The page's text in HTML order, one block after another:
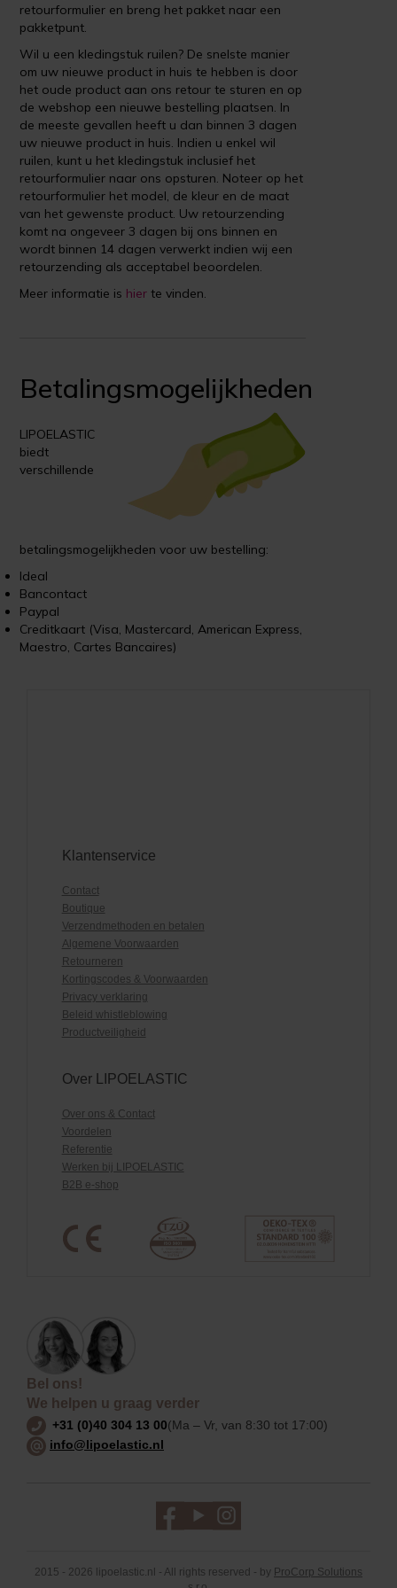
retourformulier en breng het pakket naar een
pakketpunt.
Wil u een kledingstuk ruilen? De snelste manier
om uw nieuwe product in huis te hebben is door
het oude product aan ons retour te sturen en op
de webshop een nieuwe bestelling plaatsen. In
de meeste gevallen heeft u dan binnen 3 dagen
uw nieuwe product in huis. Indien u enkel wil
ruilen, kunt u het kledingstuk inclusief het
retourformulier naar ons opsturen. Noteer op het
retourformulier het model, de kleur en de maat
van het gewenste product. Uw retourzending
komt na ongeveer 3 dagen bij ons binnen en
wordt binnen 14 dagen verwerkt indien wij een
retourzending als acceptabel beoordelen.
Meer informatie is hier te vinden.
Betalingsmogelijkheden
LIPOELASTIC
biedt
verschillende
betalingsmogelijkheden voor uw bestelling:
Ideal
Bancontact
Paypal
Creditkaart (Visa, Mastercard, American Express,
Maestro, Cartes Bancaires)
Klantenservice
Contact
Boutique
Verzendmethoden en betalen
Algemene Voorwaarden
Retourneren
Kortingscodes & Voorwaarden
Privacy verklaring
Beleid whistleblowing
Productveiligheid
Over LIPOELASTIC
Over ons & Contact
Voordelen
Referentie
Werken bij LIPOELASTIC
B2B e-shop
Bel ons!
We helpen u graag verder
+31 (0)40 304 13 00(Ma – Vr, van 8:30 tot 17:00)
info@lipoelastic.nl
2015 - 2026 lipoelastic.nl - All rights reserved - by ProCorp Solutions